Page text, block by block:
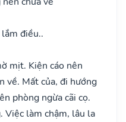
điều..
mịt. Kiện cáo nên
về. Mất của, đi hướng
phòng ngừa cãi cọ.
làm chậm, lâu la